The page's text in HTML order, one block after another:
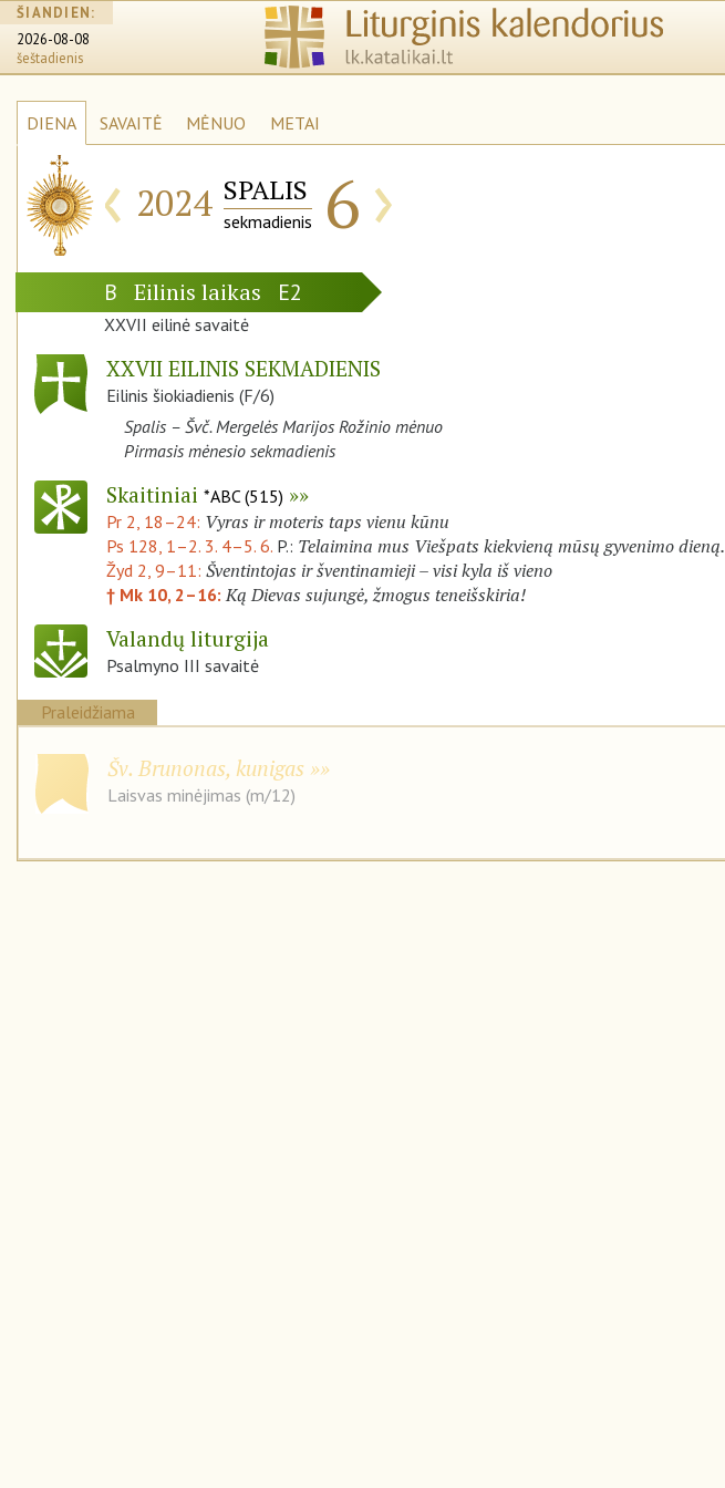
ŠIANDIEN:
2026-08-08
šeštadienis
DIENA SAVAITĖ MĖNUO METAI
‹ 2024 SPALIS
sekmadienis 6›
B Eilinis laikas E2
XXVII eilinė savaitė
XXVII EILINIS SEKMADIENIS
Eilinis šiokiadienis (F/6)
Spalis – Švč. Mergelės Marijos Rožinio mėnuo
Pirmasis mėnesio sekmadienis
Skaitiniai *ABC (515)
Pr 2, 18–24: Vyras ir moteris taps vienu kūnu
Ps 128, 1–2. 3. 4–5. 6. P.: Telaimina mus Viešpats kiekvieną mūsų gyvenimo dieną.
Žyd 2, 9–11: Šventintojas ir šventinamieji – visi kyla iš vieno
† Mk 10, 2–16: Ką Dievas sujungė, žmogus teneišskiria!
Valandų liturgija
Psalmyno III savaitė
Praleidžiama
Šv. Brunonas, kunigas
Laisvas minėjimas (m/12)